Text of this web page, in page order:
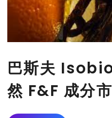
巴斯夫
然 F&F 成分